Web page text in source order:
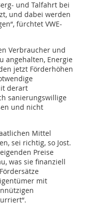
und Talfahrt bei
und dabei werden
fürchtet VWE-
Verbraucher und
angehalten, Energie
jetzt Förderhöhen
derart
sanierungswillige
und nicht
Mittel
sei richtig, so Jost.
Preise
was sie finanziell
mit